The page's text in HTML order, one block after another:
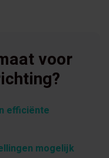
voor
efficiënte
mogelijk